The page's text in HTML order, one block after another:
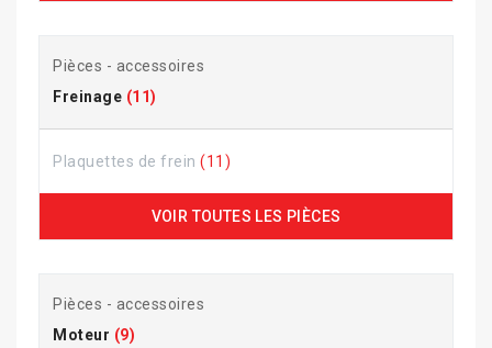
Pièces - accessoires
Freinage (11)
Plaquettes de frein (11)
VOIR TOUTES LES PIÈCES
Pièces - accessoires
Moteur (9)